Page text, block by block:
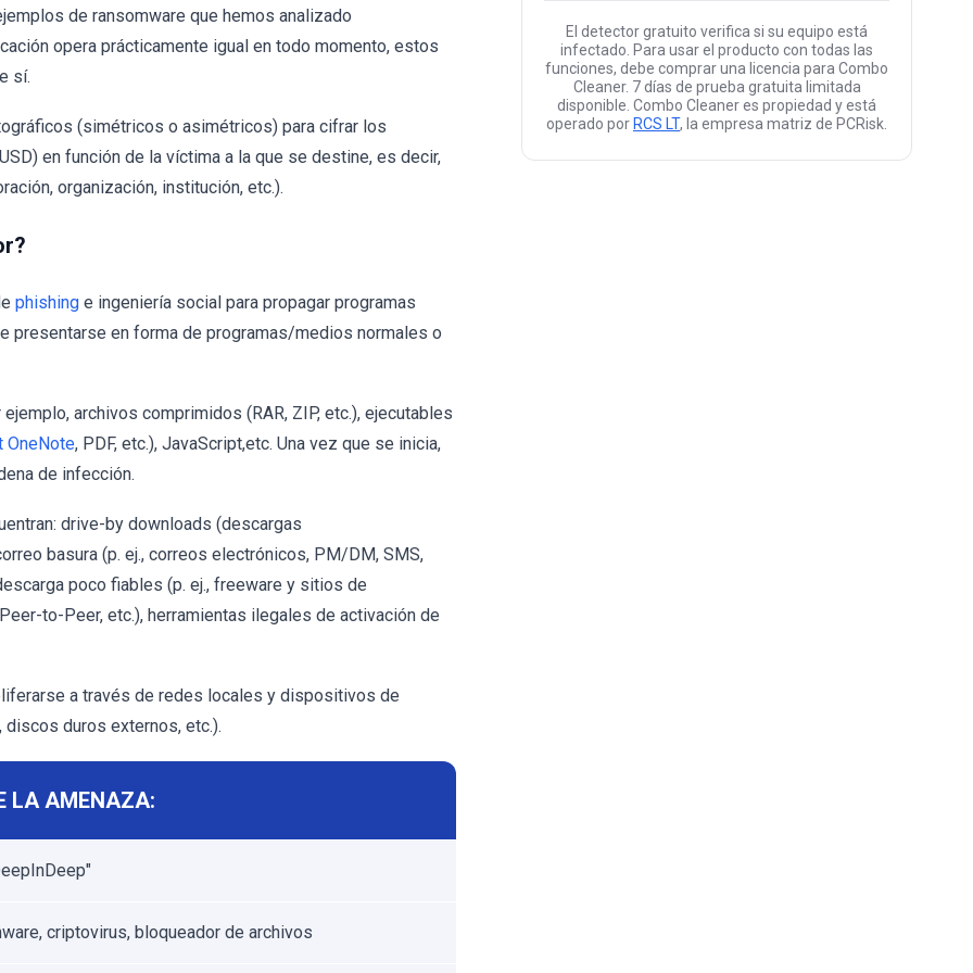
de ransomware que hemos analizado
opera prácticamente igual en todo momento, estos
sí.
(simétricos o asimétricos) para cifrar los
en función de la víctima a la que se destine, es decir,
organización, institución, etc.).
phishing e ingeniería social para propagar programas
presentarse en forma de programas/medios normales o
archivos comprimidos (RAR, ZIP, etc.), ejecutables
, PDF, etc.), JavaScript,etc. Una vez que se inicia,
de infección.
drive-by downloads (descargas
basura (p. ej., correos electrónicos, PM/DM, SMS,
poco fiables (p. ej., freeware y sitios de
to-Peer, etc.), herramientas ilegales de activación de
a través de redes locales y dispositivos de
duros externos, etc.).
LA AMENAZA:
criptovirus, bloqueador de archivos
El detector gratuito verifica si su equipo está
infectado. Para usar el producto con todas las
funciones, debe comprar una licencia para Combo
Cleaner. 7 días de prueba gratuita limitada
disponible. Combo Cleaner es propiedad y está
operado por RCS LT, la empresa matriz de PCRisk.